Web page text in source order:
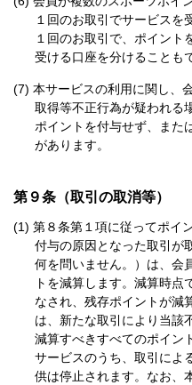
１回のお取引でサービスを
１回のお取引で、ポイント
受ける口座を分けることも
本サービスの利用に関し、
取得等不正行為が疑われる
ポイントを付与せず、また
があります。
第９条（取引の取消等）
第８条第１項に従ってポイ
付与の原因となった取引が
何を問いません。）は、会
トを減算します。減算時
なされ、残存ポイントが減
は、新たな取引により当該
減算すべきすべてのポイン
サービスのうち、取引によ
供は停止されます。なお、